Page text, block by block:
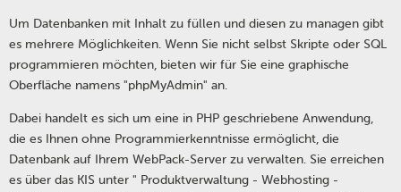
Um Datenbanken mit Inhalt zu füllen und diesen zu managen gibt
es mehrere Möglichkeiten. Wenn Sie nicht selbst Skripte oder SQL
programmieren möchten, bieten wir für Sie eine graphische
Oberfläche namens "phpMyAdmin" an.
Dabei handelt es sich um eine in PHP geschriebene Anwendung,
die es Ihnen ohne Programmierkenntnisse ermöglicht, die
Datenbank auf Ihrem WebPack-Server zu verwalten. Sie erreichen
es über das KIS unter " Produktverwaltung - Webhosting -